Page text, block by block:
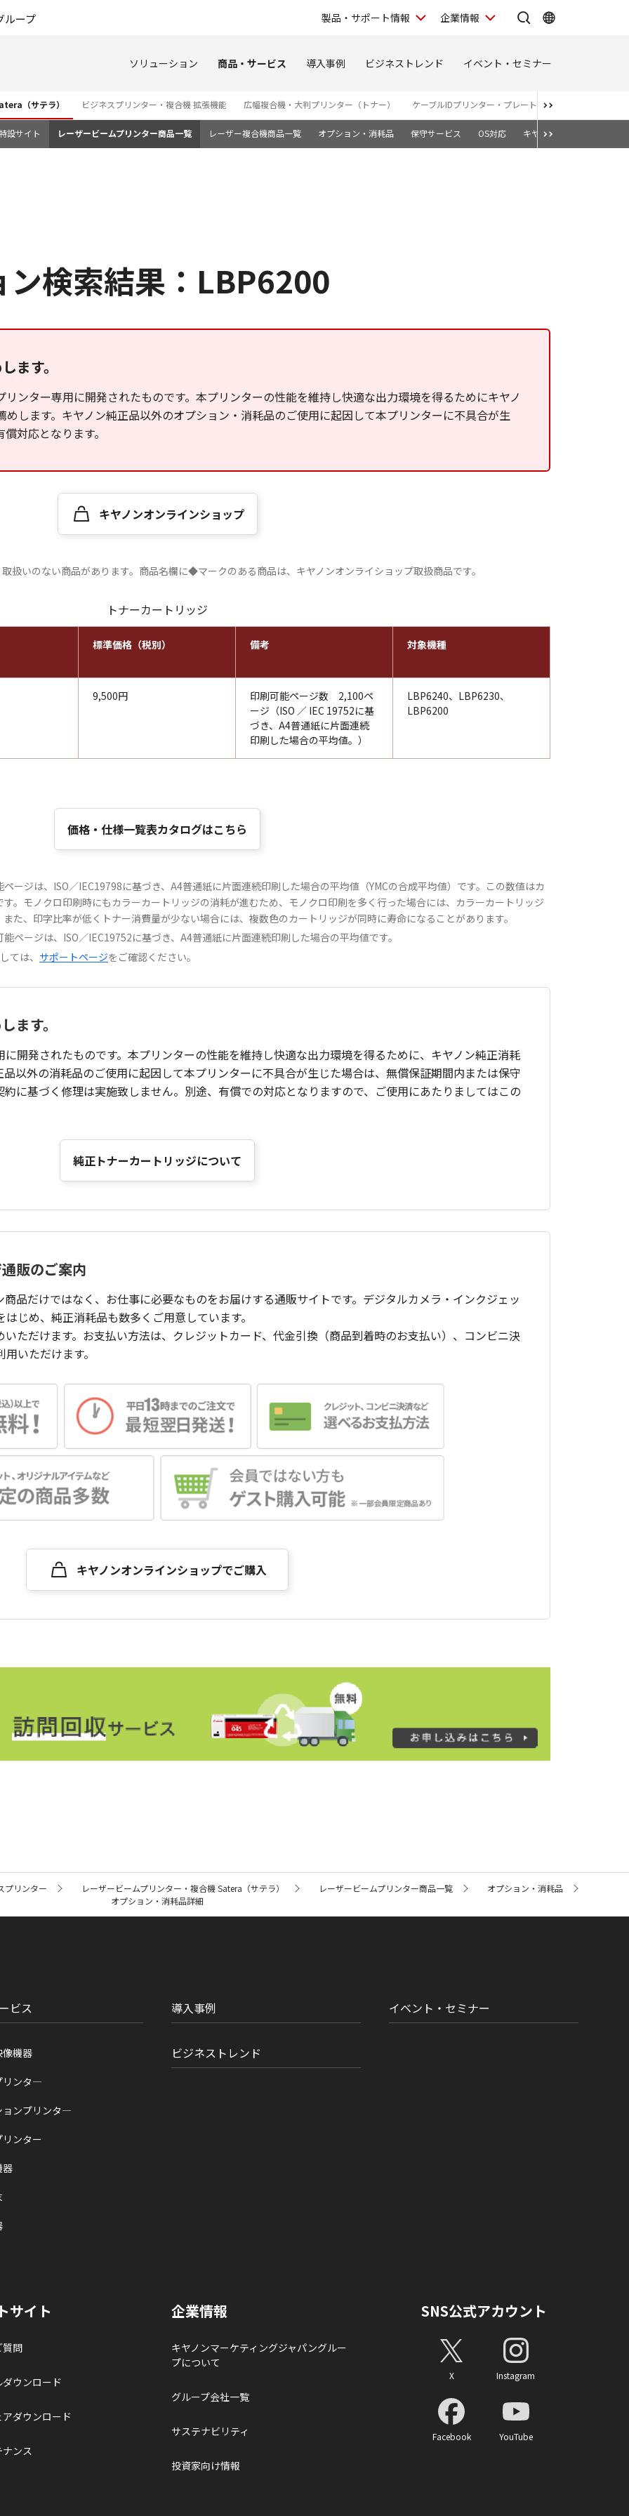
ループ 製品・サポート情報 企業情報
ソリューション 商品・サービス 導入事例 ビジネストレンド イベント・セミナー
（サテラ） ビジネスプリンター・複合機 拡張機能 広幅複合機・大判プリンター（トナー） ケーブルIDプリンター・プレート＆シートプリンター
設サイト レーザービームプリンター商品一覧 レーザー複合機商品一覧 オプション・消耗品 保守サービス OS対応 キヤノン純正トナーカート
検索結果：LBP6200
ます。
ンター専用に開発されたものです。本プリンターの性能を維持し快適な出力環境を得るためにキヤノ
します。キヤノン純正品以外のオプション・消耗品のご使用に起因して本プリンターに不具合が生
対応となります。
キヤノンオンラインショップ
扱いのない商品があります。商品名欄に◆マークのある商品は、キヤノンオンライショップ取扱商品です。
トナーカートリッジ
標準価格（税別） 備考 対象機種
9,500円
印刷可能ページ数 2,100ペ
ージ（ISO ／ IEC 19752に基
づき、A4普通紙に片面連続
印刷した場合の平均値。）
LBP6240、LBP6230、
LBP6200
価格・仕様一覧表カタログはこちら
ージは、ISO／IEC19798に基づき、A4普通紙に片面連続印刷した場合の平均値（YMCの合成平均値）です。この数値はカ
。モノクロ印刷時にもカラーカートリッジの消耗が進むため、モノクロ印刷を多く行った場合には、カラーカートリッジ
た、印字比率が低くトナー消費量が少ない場合には、複数色のカートリッジが同時に寿命になることがあります。
ページは、ISO／IEC19752に基づき、A4普通紙に片面連続印刷した場合の平均値です。
ては、 サポートページをご確認ください。
ます。
開発されたものです。本プリンターの性能を維持し快適な出力環境を得るために、キヤノン純正消耗
以外の消耗品のご使用に起因して本プリンターに不具合が生じた場合は、無償保証期間内または保守
に基づく修理は実施致しません。別途、有償での対応となりますので、ご使用にあたりましてはこの
純正トナーカートリッジについて
販のご案内
品だけではなく、お仕事に必要なものをお届けする通販サイトです。デジタルカメラ・インクジェッ
じめ、純正消耗品も数多くご用意しています。
ただけます。お支払い方法は、クレジットカード、代金引換（商品到着時のお支払い）、コンビニ決
いただけます。
キヤノンオンラインショップでご購入
プリンター レーザービームプリンター・複合機 Satera（サテラ） レーザービームプリンター商品一覧
オプション・消耗品
オプション・消耗品詳細
ビス
機器
リンタ―
ョンプリンタ―
ンター
器
導入事例
ビジネストレンド
イベント・セミナー
サイト
質問
ウンロード
ダウンロード
ンス
企業情報
キヤノンマーケティングジャパングルー
プについて
グループ会社一覧
サステナビリティ
投資家向け情報
SNS公式アカウント
X Instagram
Facebook YouTube